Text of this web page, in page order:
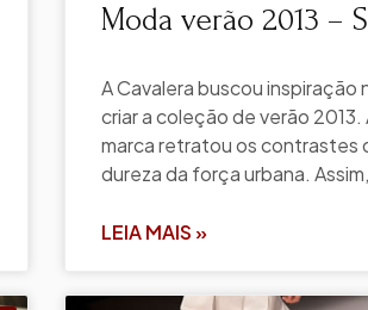
Moda verão 2013 –
A Cavalera buscou
criar a coleção de verão 2013.
marca retratou os contrastes
dureza da força urbana.
LEIA MAIS »